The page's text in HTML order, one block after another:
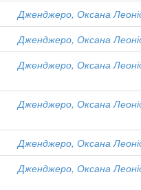
Дженджеро, Оксана
Дженджеро, Оксана
Дженджеро, Оксана
Дженджеро, Оксана
Дженджеро, Оксана
Дженджеро, Оксана